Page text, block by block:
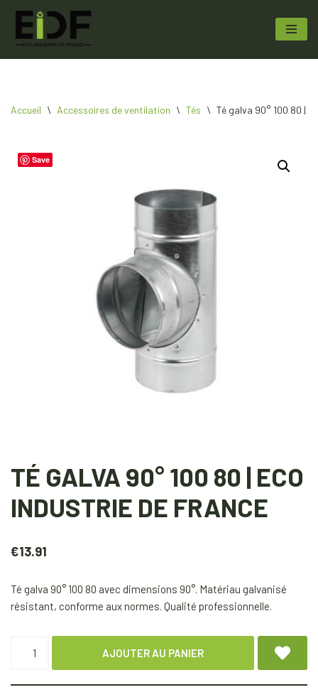
Aller
Accueil \ Accessoires de ventilation \ Tés \ Té galva 90° 100 80 |
Save
TÉ GALVA 90° 100 80 | ECO
INDUSTRIE DE FRANCE
€13.91
Té galva 90° 100 80 avec dimensions 90°. Matériau galvanisé
résistant, conforme aux normes. Qualité professionnelle.
AJOUTER AU PANIER